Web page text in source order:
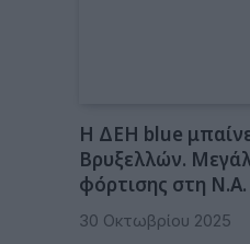
Η ΔΕΗ blue
Βρυξελλών.
φόρτισης στη
30 Οκτωβρίου 2025